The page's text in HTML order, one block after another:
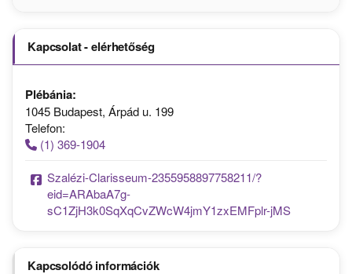
Kapcsolat - elérhetőség
Plébánia:
1045 Budapest, Árpád u. 199
Telefon:
(1) 369-1904
Szalézi-Clarisseum-2355958897758211/?
eid=ARAbaA7g-
sC1ZjH3k0SqXqCvZWcW4jmY1zxEMFplr-jMS
Kapcsolódó információk